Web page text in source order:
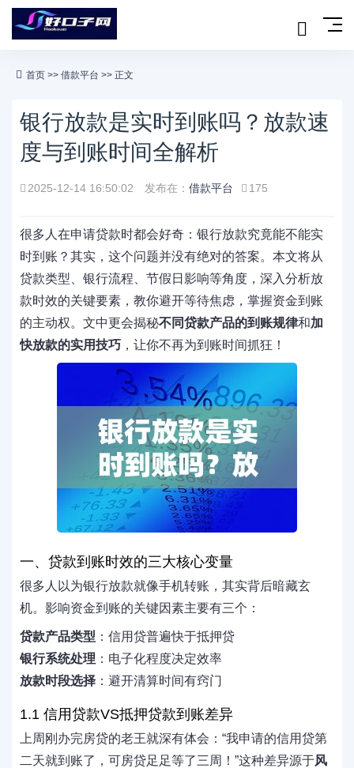
首页 >> 借款平台 >> 正文
银行放款是实时到账吗？放款速
度与到账时间全解析
2025-12-14 16:50:02 发布在： 借款平台 175
很多人在申请贷款时都会好奇：银行放款究竟能不能实
时到账？其实，这个问题并没有绝对的答案。本文将从
贷款类型、银行流程、节假日影响等角度，深入分析放
款时效的关键要素，教你避开等待焦虑，掌握资金到账
的主动权。文中更会揭秘不同贷款产品的到账规律和加
快放款的实用技巧 ，让你不再为到账时间抓狂！
一、贷款到账时效的三大核心变量
很多人以为银行放款就像手机转账，其实背后暗藏玄
机。影响资金到账的关键因素主要有三个：
贷款产品类型 ：信用贷普遍快于抵押贷
银行系统处理 ：电子化程度决定效率
放款时段选择 ：避开清算时间有窍门
1.1 信用贷款VS抵押贷款到账差异
上周刚办完房贷的老王就深有体会：“我申请的信用贷第
二天就到账了，可房贷足足等了三周！”这种差异源于风